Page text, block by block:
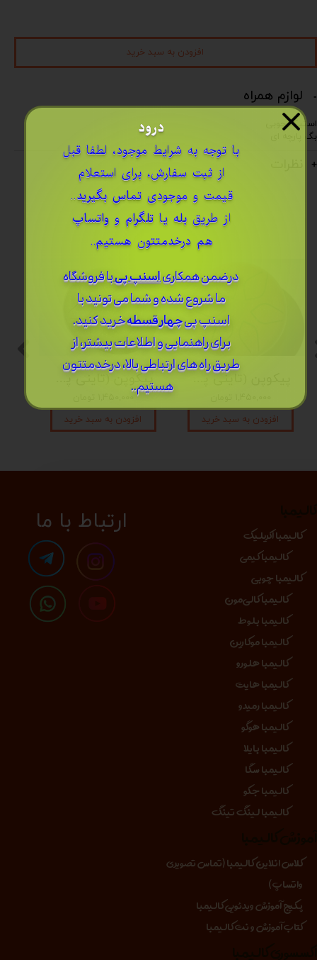
افزودن به سبد خرید
لوازم همراه
استیک چوبی
بگ پارچه ای
پیکوپن (تاینی پن) 6 نت برند دلکو
افزودن به سبد خرید
افزودن به سبد خرید
​​​ارتباط با ما
کالیمبا اکریلیک
کالیمبا کیمی
کالیمبا چوبی
کالیمبا کالی‌مون
کالیمبا بلوط
کالیمبا موکارین
کالیمبا هلورو
کالیمبا هایت
کالیمبا رمیدو
کالیمبا هوگو
کالیمبا بایلا
کالیمبا سگا
کالیمبا جکو
کالیمبا لینگ تینگ
کلاس انلاین کالیمبا (تماس تصویری
واتساپ)
پکیج آموزش ویدئویی کالیمبا
کتاب آموزش و نت کالیمبا
درود
​با توجه به شرایط موجود، لطفا قبل
از ثبت سفارش، برای استعلام
قیمت و موجودی تماس بگیرید..
از طریق بله یا تلگرام و واتساپ
هم درخدمتتون هستیم..
درضمن ​همکاریاسنپ پیبا فروشگاه
ما شروع شده و شما می تونید با
اسنپ پیچهار قسطهخرید کنید.
برای راهنمایی و اطلاعات بیشتر، از
طریق راه های ارتباطی بالا، درخدمتتون
هستیم..